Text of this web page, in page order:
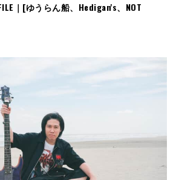
｜[ゆうらん船、Hedigan's、NOT